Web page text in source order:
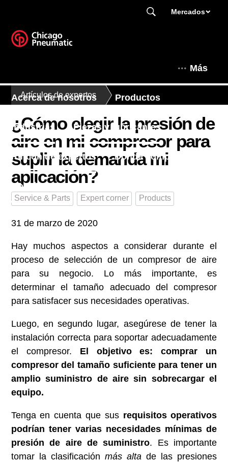
Mercados
Más
Acerca de nosotros Productos
Industrias Piezas y lubricantes
Rincón de expertos Dónde comprar
Contáctenos
Artículos de expertos
¿Cómo elegir la presión de
aire en mi compresor para
suplir la demanda mi
aplicación?
Service & Parts Expert corner Products
31 de marzo de 2020
Hay muchos aspectos a considerar durante el
proceso de selección de un compresor de aire
para su negocio. Lo más importante, es
determinar el tamaño adecuado del compresor
para satisfacer sus necesidades operativas.
Luego, en segundo lugar, asegúrese de tener la
instalación correcta para soportar adecuadamente
el compresor. El objetivo es: comprar un
compresor del tamaño suficiente para tener un
amplio suministro de aire sin sobrecargar el
equipo.
Tenga en cuenta que sus requisitos operativos
podrían tener varias necesidades mínimas de
presión de aire de suministro. Es importante
tomar la clasificación más alta de las presiones